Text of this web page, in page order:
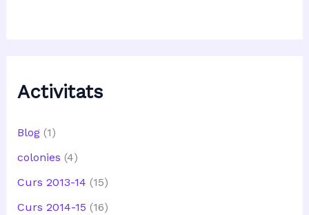
Activitats
Blog(1)
colonies (4)
Curs 2013-14 (15)
Curs 2014-15 (16)